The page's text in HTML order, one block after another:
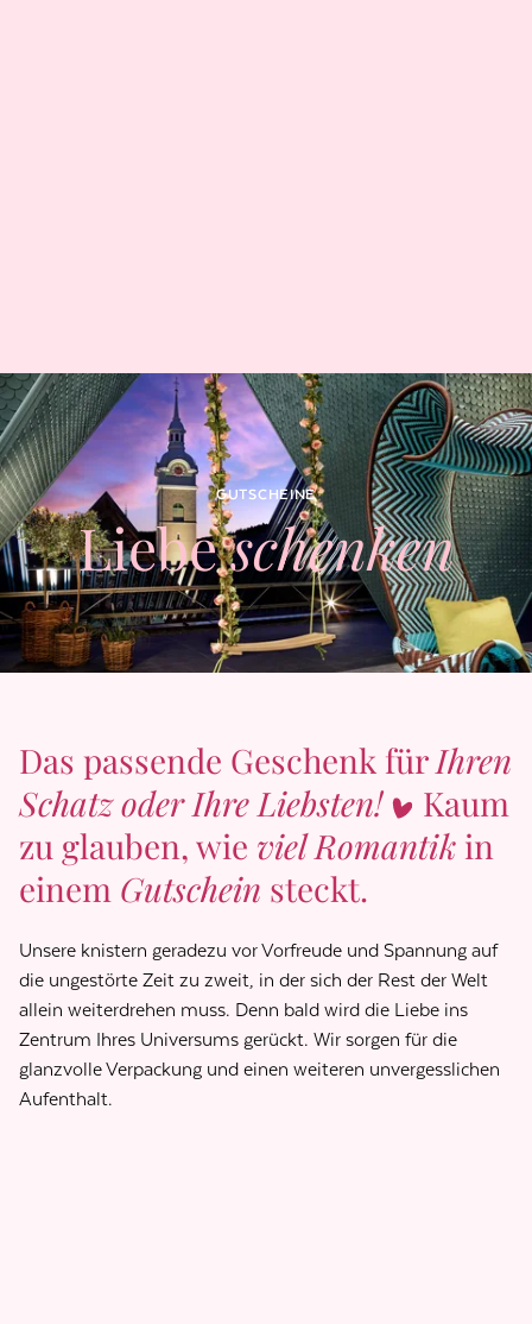
GUTSCHEINE
Liebeschenken
Das passende Geschenk fürIhren
Schatz oder Ihre Liebsten!
Kaum
zu glauben, wie viel Romantik in
einem Gutschein steckt.
Unsere knistern geradezu vor Vorfreude und Spannung auf
die ungestörte Zeit zu zweit, in der sich der Rest der Welt
allein weiterdrehen muss. Denn bald wird die Liebe ins
Zentrum Ihres Universums gerückt. Wir sorgen für die
glanzvolle Verpackung und einen weiteren unvergesslichen
Aufenthalt.